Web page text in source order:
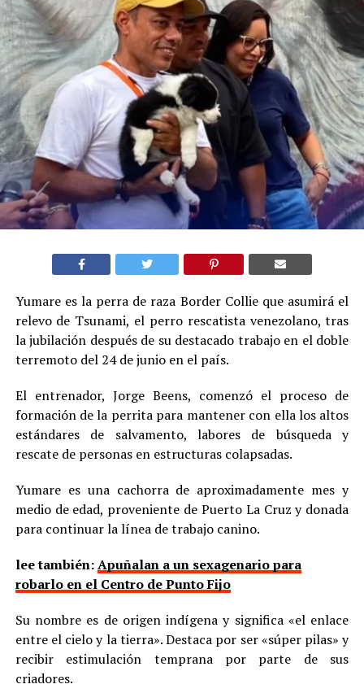
Yumare es la perra de raza Border Collie que asumirá el
relevo de Tsunami, el perro rescatista venezolano, tras
la jubilación después de su destacado trabajo en el doble
terremoto del 24 de junio en el país.
El entrenador, Jorge Beens, comenzó el proceso de
formación de la perrita para mantener con ella los altos
estándares de salvamento, labores de búsqueda y
rescate de personas en estructuras colapsadas.
Yumare es una cachorra de aproximadamente mes y
medio de edad, proveniente de Puerto La Cruz y donada
para continuar la línea de trabajo canino.
lee también:Apuñalan a un sexagenario para
robarlo en el Centro de Punto Fijo
Su nombre es de origen indígena y significa «el enlace
entre el cielo y la tierra». Destaca por ser «súper pilas» y
recibir estimulación temprana por parte de sus
criadores.